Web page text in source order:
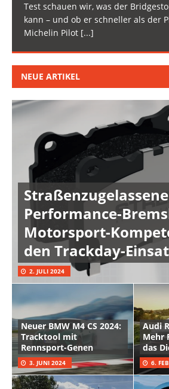
Test schauen wir, was der
kann – und ob er schneller als der
Michelin Pilot [...]
NEUE ARTIKEL
Straßenzugelassene
Performance-
Motorsport-
den Trackday-
2. JULI 2024
Neuer BMW M4 CS 2024:
Tracktool mit
Rennsport-Genen
3. JUNI 2024
Audi
Mehr
das
6.